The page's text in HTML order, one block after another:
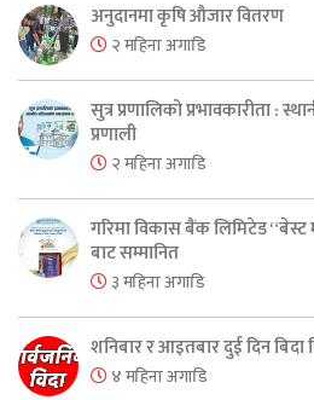
अनुदानमा कृषि औजार वितरण
२ महिना अगाडि
सुत्र प्रणालिको प्रभावकारीता :
प्रणाली
२ महिना अगाडि
गरिमा विकास बैंक लिमिटेड
बाट सम्मानित
३ महिना अगाडि
शनिबार र आइतबार दुई दिन बिदा
४ महिना अगाडि